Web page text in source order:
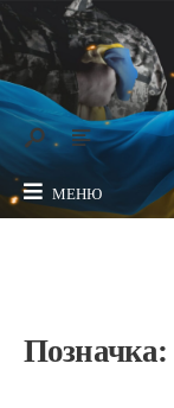
МЕНЮ
Позначка: